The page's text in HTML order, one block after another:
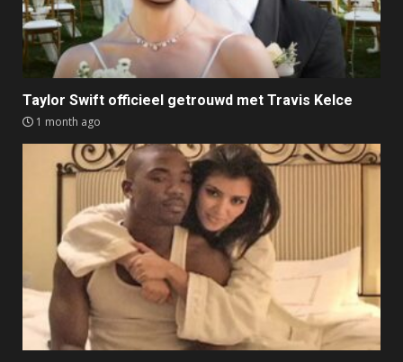
Taylor Swift officieel getrouwd met Travis Kelce
1 month ago